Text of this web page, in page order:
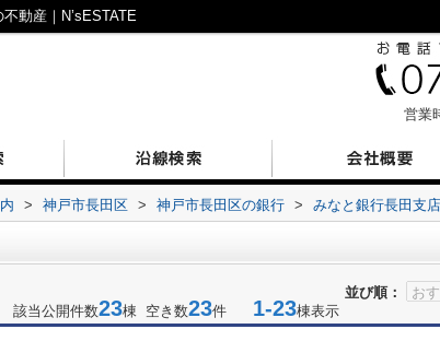
動産｜N’sESTATE
営業
> 神戸市長田区 > 神戸市長田区の銀行 > みなと銀行長田支店
並び順：
該当公開件数23棟 空き数23件 1-23棟表示